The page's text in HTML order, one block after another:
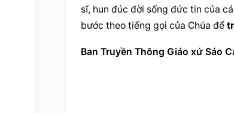
sĩ, hun đúc đời sống đức tin của
bước theo tiếng gọi của Chúa để
Ban Truyền Thông Giáo xứ Sáo